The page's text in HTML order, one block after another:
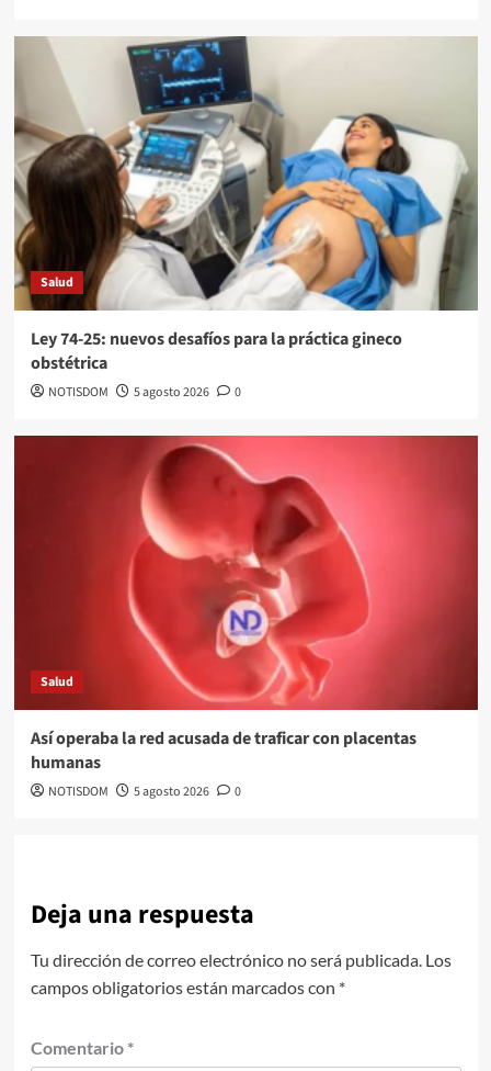
Salud
Ley 74-25: nuevos desafíos para la práctica gineco
obstétrica
NOTISDOM 5 agosto 2026 0
Salud
Así operaba la red acusada de traficar con placentas
humanas
NOTISDOM 5 agosto 2026 0
Deja una respuesta
Tu dirección de correo electrónico no será publicada. Los
campos obligatorios están marcados con *
Comentario *